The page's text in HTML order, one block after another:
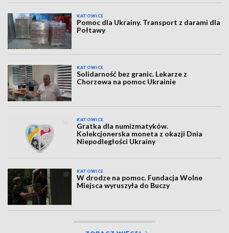
KATOWICE
Pomoc dla Ukrainy. Transport z darami dla
Połtawy
KATOWICE
Solidarność bez granic. Lekarze z
Chorzowa na pomoc Ukrainie
KATOWICE
Gratka dla numizmatyków.
Kolekcjonerska moneta z okazji Dnia
Niepodległości Ukrainy
KATOWICE
W drodze na pomoc. Fundacja Wolne
Miejsca wyruszyła do Buczy